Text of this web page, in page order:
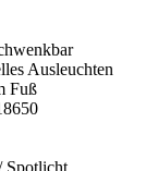
Ausleuchten
Fuß